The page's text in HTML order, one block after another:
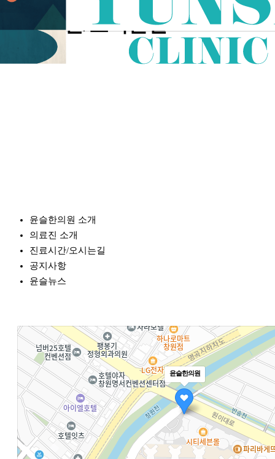
진료시간/오시는길
윤슬한의원 소개
의료진 소개
진료시간/오시는길
공지사항
윤슬뉴스
윤슬한의원